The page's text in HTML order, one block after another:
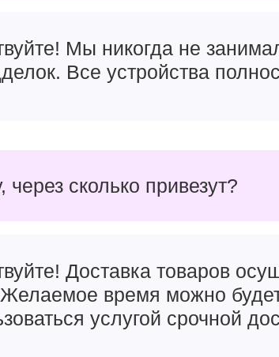
Мы никогда не
Все устройства
через сколько привезут?
Доставка товаров
Желаемое время можно
услугой срочной